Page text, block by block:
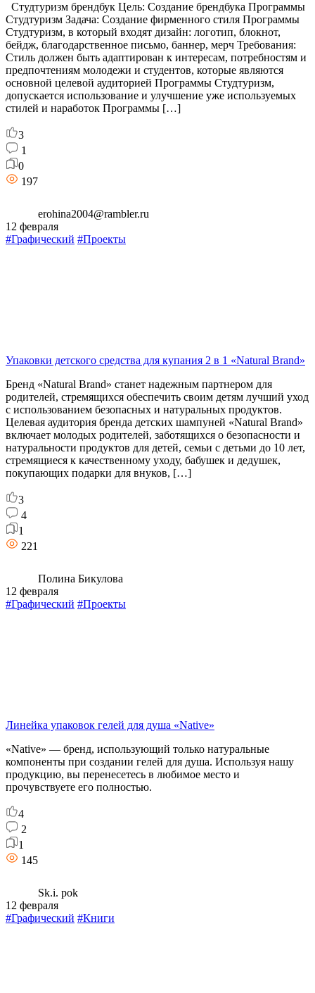
Студтуризм брендбук Цель: Создание брендбука Программы
Студтуризм Задача: Создание фирменного стиля Программы
Студтуризм, в который входят дизайн: логотип, блокнот,
бейдж, благодарственное письмо, баннер, мерч Требования:
Стиль должен быть адаптирован к интересам, потребностям и
предпочтениям молодежи и студентов, которые являются
основной целевой аудиторией Программы Студтуризм,
допускается использование и улучшение уже используемых
стилей и наработок Программы […]
3
1
0
197
erohina2004@rambler.ru
12 февраля
#Графический #Проекты
Упаковки детского средства для купания 2 в 1 «Natural Brand»
Бренд «Natural Brand» станет надежным партнером для
родителей, стремящихся обеспечить своим детям лучший уход
с использованием безопасных и натуральных продуктов.
Целевая аудитория бренда детских шампуней «Natural Brand»
включает молодых родителей, заботящихся о безопасности и
натуральности продуктов для детей, семьи с детьми до 10 лет,
стремящиеся к качественному уходу, бабушек и дедушек,
покупающих подарки для внуков, […]
3
4
1
221
Полина Бикулова
12 февраля
#Графический #Проекты
Линейка упаковок гелей для душа «Native»
«Native» — бренд, использующий только натуральные
компоненты при создании гелей для душа. Используя нашу
продукцию, вы перенесетесь в любимое место и
прочувствуете его полностью.
4
2
1
145
Sk.i. pok
12 февраля
#Графический #Книги